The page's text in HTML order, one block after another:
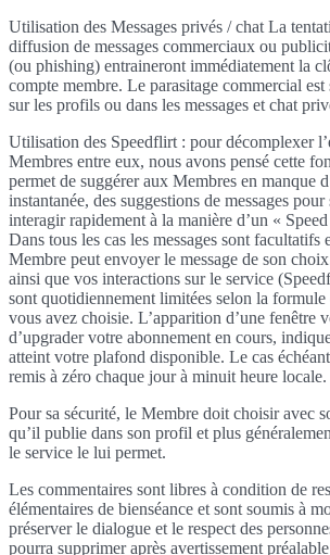
Utilisation des Messages privés / chat La
diffusion de messages commerciaux ou
(ou phishing) entraineront immédiatement la
compte membre. Le parasitage commercial
sur les profils ou dans les messages et chat
Utilisation des Speedflirt : pour décomplexer
Membres entre eux, nous avons pensé cette
permet de suggérer aux Membres en manque
instantanée, des suggestions de messages pour
interagir rapidement à la manière d’un «
Dans tous les cas les messages sont
Membre peut envoyer le message de son
ainsi que vos interactions sur le service
sont quotidiennement limitées selon la formule
vous avez choisie. L’apparition d’une fenêtre
d’upgrader votre abonnement en cours,
atteint votre plafond disponible. Le cas
remis à zéro chaque jour à minuit heure locale.
Pour sa sécurité, le Membre doit choisir avec
qu’il publie dans son profil et plus
le service le lui permet.
Les commentaires sont libres à condition de
élémentaires de bienséance et sont soumis à
préserver le dialogue et le respect des
pourra supprimer après avertissement